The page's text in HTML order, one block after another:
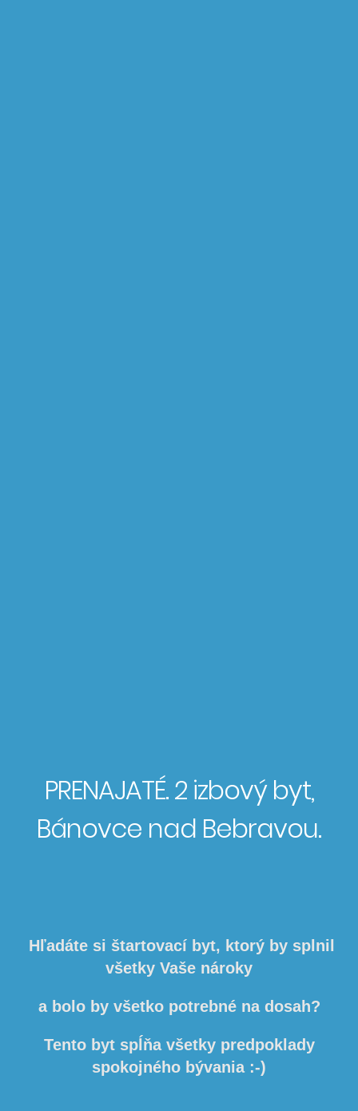
PRENAJATÉ. 2 izbový byt,
Bánovce nad Bebravou.
Hľadáte si štartovací byt, ktorý by splnil
všetky Vaše nároky
a bolo by všetko potrebné na dosah?
Tento byt spĺňa všetky predpoklady
spokojného bývania :-)